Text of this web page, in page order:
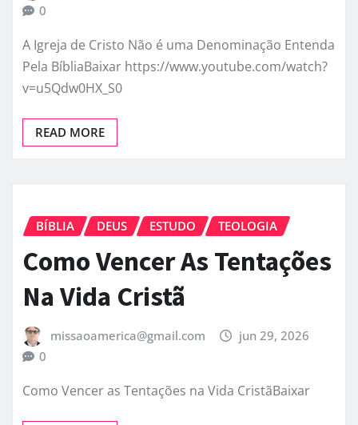
0
A Igreja de Cristo Não é uma Denominação Entenda
Pela BíbliaBaixar https://www.youtube.com/watch?
v=u5Qdw0HX_S0
READ MORE
BÍBLIA DEUS ESTUDO TEOLOGIA
Como Vencer As Tentações
Na Vida Cristã
missaoamerica@gmail.com
jun 29, 2026
0
Como Vencer as Tentações na Vida CristãBaixar